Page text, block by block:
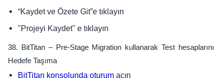
“Kaydet ve Özete Git”e tıklayın
"Projeyi Kaydet" e tıklayın
38. BitTitan – Pre-Stage Migration kullanarak Test hesaplarını
Hedefe Taşıma
BitTitan konsolunda oturum açın